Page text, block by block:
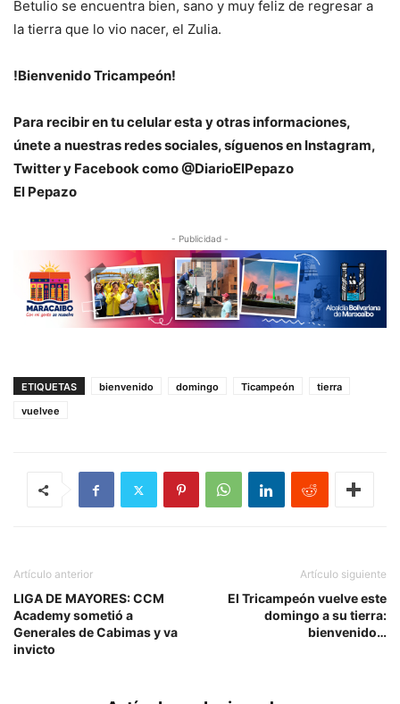
Betulio se encuentra bien, sano y muy feliz de regresar a
la tierra que lo vio nacer, el Zulia.
!Bienvenido Tricampeón!
Para recibir en tu celular esta y otras informaciones,
únete a nuestras redes sociales, síguenos en Instagram,
Twitter y Facebook como @DiarioElPepazo
El Pepazo
- Publicidad -
ETIQUETAS bienvenido domingo Ticampeón
tierra
vuelvee
Artículo anterior
LIGA DE MAYORES: CCM
Academy sometió a
Generales de Cabimas y va
invicto
Artículo siguiente
El Tricampeón vuelve este
domingo a su tierra:
bienvenido…